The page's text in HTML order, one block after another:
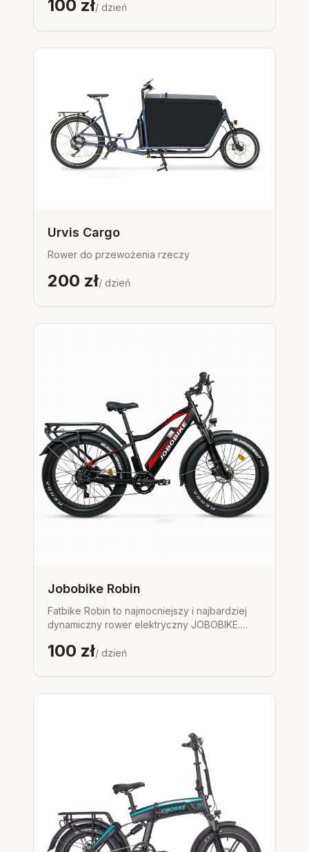
akumulator zapewniają imponujące wrażenia z
jeździsz po mieście, czy na wycieczce
przygodowej. Hamulce hydrauliczne
wyposażony w złącze USB, dzięki czemu
zawsze będziesz w kontakcie. Ten wysokiej
jakości, niedrogi fatbike jest dostępny w
szerokiej gamie żywych kolorów, które
odzwierciedlają Twój osobisty styl. Jeśli
potrzebujesz dodatkowej przestrzeni do
przechowywania, możesz dodać bagażnik do
100 zł/ dzień
Urvis Cargo
Rower do przewożenia rzeczy
200 zł/ dzień
Jobobike Robin
Fatbike Robin to najmocniejszy i najbardziej
dynamiczny rower elektryczny JOBOBIKE.
wysoką ramą (Robin) oraz rama z niskim
go dopasować do wzrostu i preferencji
rowerzysty. Robin sprawdzi się na wyboistych,
podłożach rowery fat bike prowadzą się
wyśmienicie, podczas gdy rowery z cieńszą
oponą po prostu zapadają się. Możesz jechać
wszędzie tam, gdzie nie dojadą zwykłe
rowery górskie. Leśne trasy, górskie szlaki i
trudny teren to dla roweru elektrycznego
Robin żadna przeszkoda! Zastosowane w
rowerze profesjonalne hamulce hydrauliczne
ze światłem STOP renomowanego
100 zł/ dzień